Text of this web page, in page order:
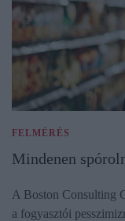
FELMÉRÉS
Mindenen
A Boston Consulting
a fogyasztói